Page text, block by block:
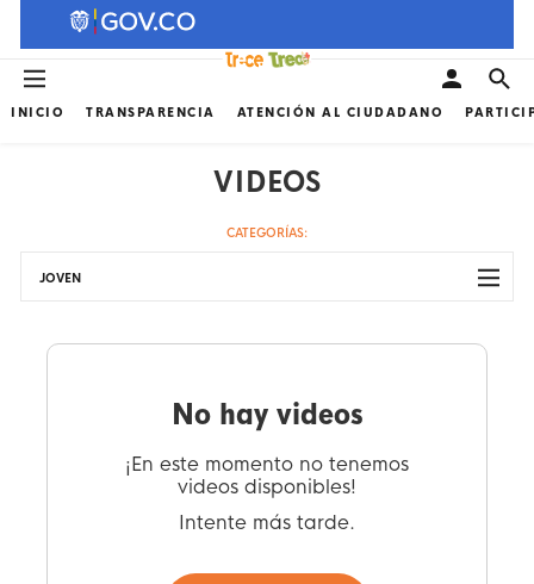
INICIO TRANSPARENCIA ATENCIÓN AL CIUDADANO
VIDEOS
CATEGORÍAS:
JOVEN
No hay videos
¡En este momento no tenemos
videos disponibles!
Intente más tarde.